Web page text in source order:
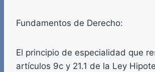
Fundamentos de Derecho:
El principio de especialidad que
artículos 9c y 21.1 de la Ley